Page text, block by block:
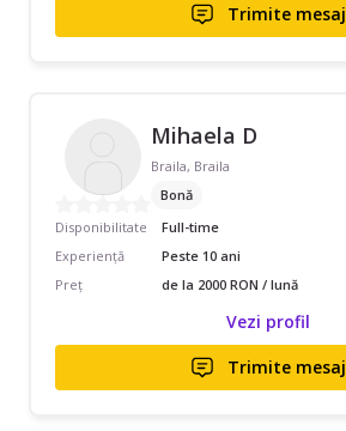
Trimite mesaj
Mihaela D
Braila, Braila
Bonă
Disponibilitate
Full-time
Experiență
Peste 10 ani
Preț
de la 2000 RON / lună
Vezi profil
Trimite mesaj